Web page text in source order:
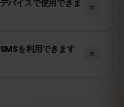
5Gが利用可能な場合
す。快適なインター
バイスで使用できま
み紐付けられます。
する場合は、新しい
を利用できます